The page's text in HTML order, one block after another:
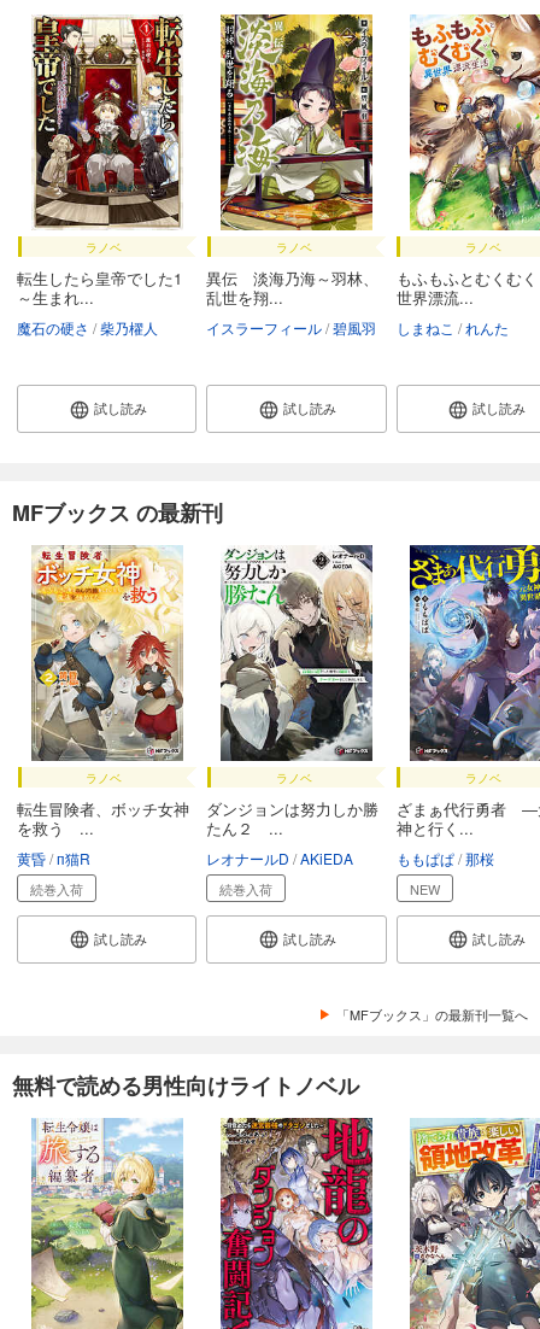
ラノベ
転生したら皇帝でした1
～生まれ...
魔石の硬さ 柴乃櫂人
試し読み
ラノベ
異伝 淡海乃海～羽林、
乱世を翔...
イスラーフィール 碧風羽
試し読み
ラノベ
もふもふとむくむ
世界漂流...
しまねこ れんた
試し読み
MFブックス の最新刊
ラノベ
転生冒険者、ボッチ女神
を救う ...
黄昏 п猫R
続巻入荷
試し読み
ラノベ
ダンジョンは努力しか勝
たん２ ...
レオナールD AKiEDA
続巻入荷
試し読み
ラノベ
ざまぁ代行勇者 ―
神と行く...
ももぱぱ 那桜
NEW
試し読み
「MFブックス」の最新刊一覧へ
無料で読める男性向けライトノベル